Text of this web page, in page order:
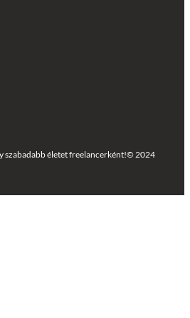
szabadabb életet freelancerként!© 2024